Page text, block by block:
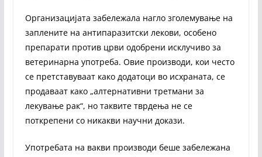
Организацијата забележала нагло зголемување на
заплените на антипаразитски лекови, особено
препарати против црви одобрени исклучиво за
ветеринарна употреба. Овие производи, кои често
се претставуваат како додатоци во исхраната, се
продаваат како „алтернативни третмани за
лекување рак“, но таквите тврдења не се
поткрепени со никакви научни докази.
Употребата на вакви производи беше забележана